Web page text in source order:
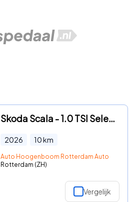
Skoda Scala - 1.0 TSI Selection
2026 10km
Auto Hoogenboom Rotterdam Autostrada
Rotterdam (ZH)
Vergelijk